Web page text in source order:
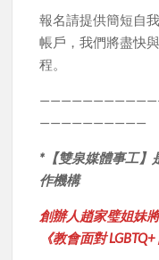
報名請提供簡短自
帳戶，我們將盡快
程。
——————————
*【雙泉媒體事工】
作機構
創辦人趙家璧姐妹
《教會面對